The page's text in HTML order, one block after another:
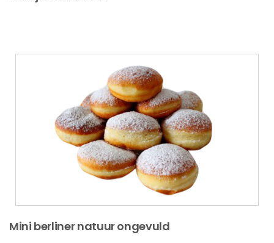
Mini berliner natuur ongevuld